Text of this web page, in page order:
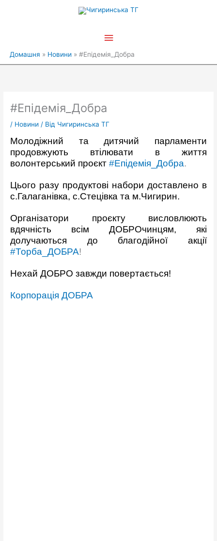
Головне
Домашня Новини #Епідемія_Добра
#Епідемія_Добра
/ Новини / Від Чигиринська ТГ
Молодіжний та дитячий парламенти
продовжують втілювати в життя
волонтерський проєкт #Епідемія_Добра.
Цього разу продуктові набори доставлено в
с.Галаганівка, с.Стецівка та м.Чигирин.
Організатори проєкту висловлюють
вдячність всім ДОБРОчинцям, які
долучаються до благодійної акції
#Торба_ДОБРА!
Нехай ДОБРО завжди повертається!
Корпорація ДОБРА